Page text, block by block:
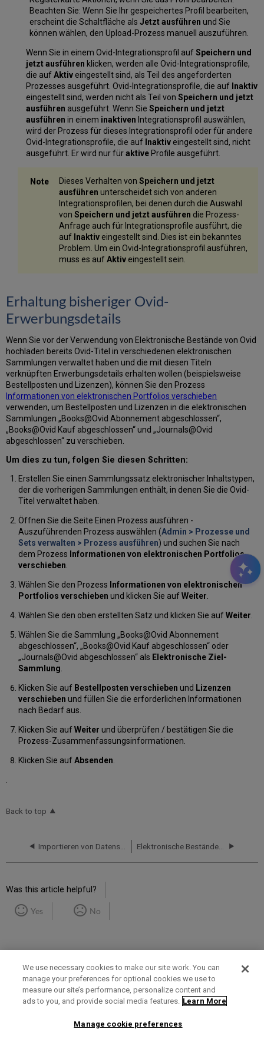
Beachten Sie: Wenn Sie Ihr gespeichertes Profil bearbeiten,
erscheint die Schaltfläche als Jetzt ausführen und Sie
können wählen, den Upload-Prozess manuell auszuführen.
Wenn Sie in einem Ovid-Integrationsprofil aufSpeichern und
jetzt ausführen klicken, werden alle Ovid-Integrationsprofile,
die aufAktiveingestellt sind, als Teil des angeforderten
Prozesses ausgeführt. Ovid-Integrationsprofile, die auf Inaktiv
eingestellt sind, werden nicht als Teil von Speichern und jetzt
ausführen ausgeführt. Wenn Sie Speichern und jetzt
ausführen in einem inaktiven Integrationsprofil auswählen,
wird der Prozess für dieses Integrationsprofil oder für andere
Ovid-Integrationsprofile, die auf Inaktiveingestellt sind, nicht
ausgeführt. Er wird nur füraktiveProfile ausgeführt.
Dieses Verhalten von Speichern und jetzt
ausführen unterscheidet sich von anderen
Integrationsprofilen, bei denen durch die Auswahl
von Speichern und jetzt ausführen die Prozess-
Anfrage auch für Integrationsprofile ausführt, die
auf Inaktiveingestellt sind. Dies ist ein bekanntes
Problem. Um ein Ovid-Integrationsprofil ausführen,
muss es aufAktiveingestellt sein.
Erhaltung bisheriger Ovid-
Erwerbungsdetails
Wenn Sie vor der Verwendung von Elektronische Bestände von Ovid
hochladen bereits Ovid-Titel in verschiedenen elektronischen
Sammlungen verwaltet haben und die mit diesen Titeln
verknüpften Erwerbungsdetails erhalten wollen (beispielsweise
Bestellposten und Lizenzen), können Sie den Prozess
Informationen von elektronischen Portfolios verschieben
verwenden, um Bestellposten und Lizenzen in die elektronischen
Sammlungen „Books@Ovid Abonnement abgeschlossen“,
„Books@Ovid Kauf abgeschlossen“ und „Journals@Ovid
abgeschlossen“ zu verschieben.
Um dies zu tun, folgen Sie diesen Schritten:
Erstellen Sie einen Sammlungssatz elektronischer Inhaltstypen,
der die vorherigen Sammlungen enthält, in denen Sie die Ovid-
Titel verwaltet haben.
Öffnen Sie die Seite Einen Prozess ausführen -
Auszuführenden Prozess auswählen (Admin > Prozesse und
Sets verwalten > Prozess ausführen) und suchen Sie nach
dem Prozess Informationen von elektronischen Portfolios
verschieben
Wählen Sie den Prozess Informationen von elektronischen
Portfolios verschieben und klicken Sie aufWeiter
Wählen Sie den oben erstellten Satz und klicken Sie aufWeiter
Wählen Sie die Sammlung „Books@Ovid Abonnement
abgeschlossen“, „Books@Ovid Kauf abgeschlossen“ oder
„Journals@Ovid abgeschlossen“ als Elektronische Ziel-
Sammlung
Klicken Sie auf Bestellposten verschieben und Lizenzen
verschieben und füllen Sie die erforderlichen Informationen
nach Bedarf aus.
Klicken Sie aufWeiter und überprüfen / bestätigen Sie die
Prozess-Zusammenfassungsinformationen.
Klicken Sie aufAbsenden
Back to top
Was this article helpful?
Yes No
Term of Use Privacy Policy Contact Us
We use necessary cookies to make our site work. You can
manage your preferences for optional cookies we use to
measure our site’s performance, personalize content and
ads to you, and provide social media features. Learn More
Manage cookie preferences